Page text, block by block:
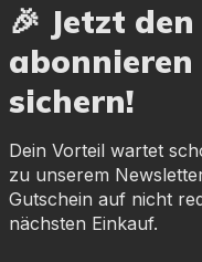
🎉 Jetzt
sichern!
Dein Vorteil wartet
zu unserem
Gutschein auf nicht
nächsten Einkauf.